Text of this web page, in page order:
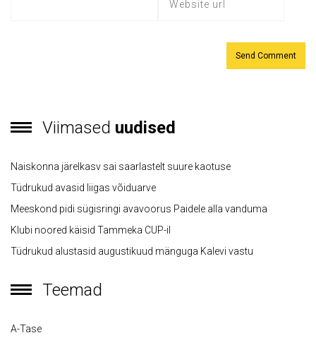
Viimased uudised
Naiskonna järelkasv sai saarlastelt suure kaotuse
Tüdrukud avasid liigas võiduarve
Meeskond pidi sügisringi avavoorus Paidele alla vanduma
Klubi noored käisid Tammeka CUP-il
Tüdrukud alustasid augustikuud mänguga Kalevi vastu
Teemad
A-Tase